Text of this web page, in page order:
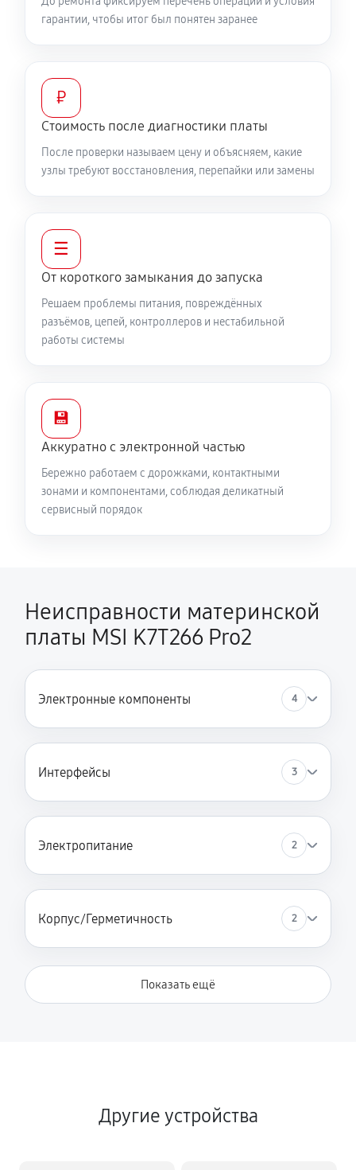
гарантии, чтобы итог был понятен заранее
₽
Стоимость после диагностики платы
После проверки называем цену и объясняем, какие
узлы требуют восстановления, перепайки или замены
☰
От короткого замыкания до запуска
Решаем проблемы питания, повреждённых
разъёмов, цепей, контроллеров и нестабильной
работы системы
💾
Аккуратно с электронной частью
Бережно работаем с дорожками, контактными
зонами и компонентами, соблюдая деликатный
сервисный порядок
Неисправности материнской
платы MSI K7T266 Pro2
Электронные компоненты 4
Интерфейсы 3
Электропитание 2
Корпус/Герметичность 2
Показать ещё
Другие устройства